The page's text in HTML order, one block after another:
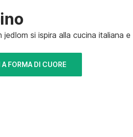
si ispira alla cucina
FORMA DI CUORE